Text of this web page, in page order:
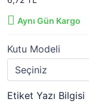
Aynı Gün Kargo
Kutu Modeli
Etiket Yazı Bilgisi